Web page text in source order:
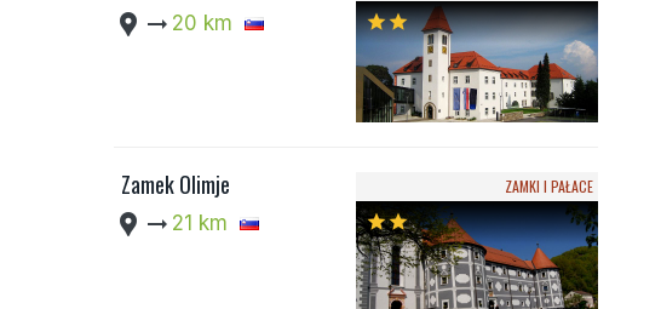
location_pin arrow_right_alt 20 km starstar
Zamek Olimje
location_pin arrow_right_alt 21 km
ZAMKI I PAŁACE
starstar